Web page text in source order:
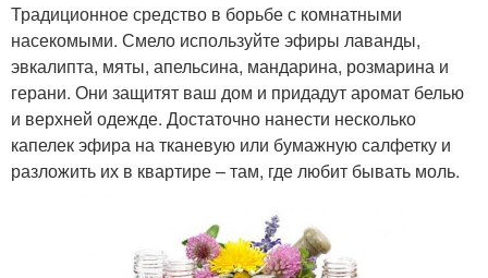
Традиционное средство в борьбе с комнатными
насекомыми. Смело используйте эфиры лаванды,
эвкалипта, мяты, апельсина, мандарина, розмарина и
герани. Они защитят ваш дом и придадут аромат белью
и верхней одежде. Достаточно нанести несколько
капелек эфира на тканевую или бумажную салфетку и
разложить их в квартире – там, где любит бывать моль.